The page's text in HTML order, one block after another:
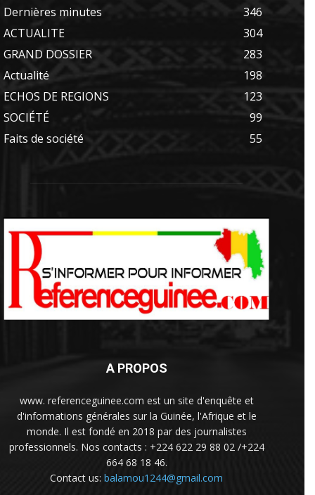
Dernières minutes
346
ACTUALITE
304
GRAND DOSSIER
283
Actualité
198
ECHOS DE REGIONS
123
SOCIÉTÉ
99
Faits de société
55
A PROPOS
www. referenceguinee.com est un site d'enquête et
d'informations générales sur la Guinée, l'Afrique et le
monde. Il est fondé en 2018 par des journalistes
professionnels. Nos contacts : +224 622 29 88 02 /+224
664 68 18 46.
Contact us: balamou1244@gmail.com